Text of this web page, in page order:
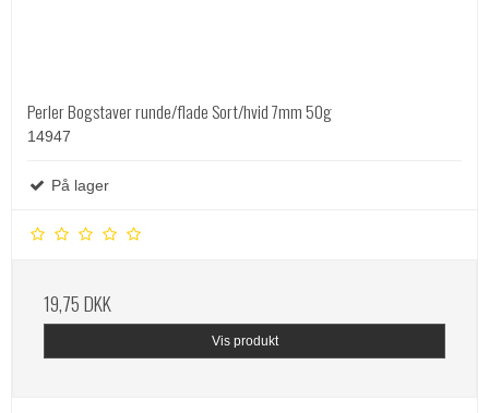
Perler Bogstaver runde/flade Sort/hvid 7mm 50g
14947
På lager
19,75 DKK
Vis produkt